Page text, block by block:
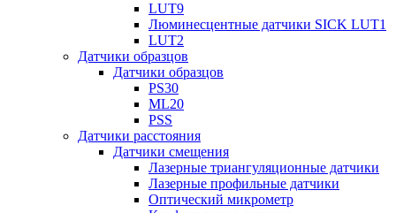
LUT9
Люминесцентные датчики SICK LUT1
LUT2
Датчики образцов
Датчики образцов
PS30
ML20
PSS
Датчики расстояния
Датчики смещения
Лазерные триангуляционные датчики
Лазерные профильные датчики
Оптический микрометр